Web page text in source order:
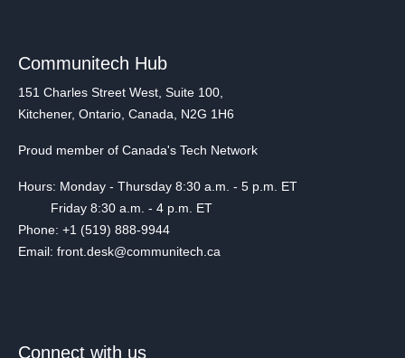
Communitech Hub
151 Charles Street West, Suite 100,
Kitchener, Ontario, Canada, N2G 1H6
Proud member of Canada's Tech Network
Hours: Monday - Thursday 8:30 a.m. - 5 p.m. ET
Friday 8:30 a.m. - 4 p.m. ET
Phone: +1 (519) 888-9944
Email: front.desk@communitech.ca
Connect with us